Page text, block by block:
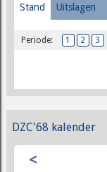
Stand Uitslagen
Periode: 1 2 3
DZC'68 kalender
<